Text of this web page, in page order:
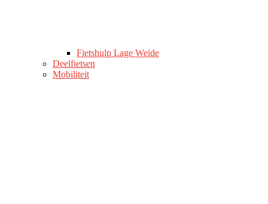
Fietshulp Lage Weide
Deelfietsen
Mobiliteit